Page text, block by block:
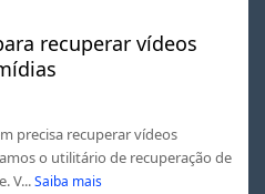
recuperar vídeos
precisa recuperar vídeos
o utilitário de recuperação de
V... Saiba mais